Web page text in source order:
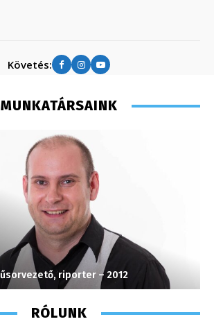
Követés:
MUNKATÁRSAINK
riporter – 2012
RÓLUNK